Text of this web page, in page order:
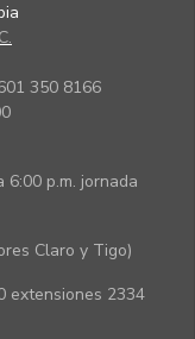
350 8166
6:00 p.m. jornada
Claro y Tigo)
extensiones 2334